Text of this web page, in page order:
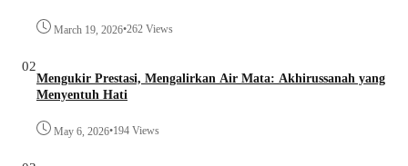
March 19, 2026•262 Views
02
Mengukir Prestasi, Mengalirkan Air Mata: Akhirussanah yang
Menyentuh Hati
May 6, 2026•194 Views